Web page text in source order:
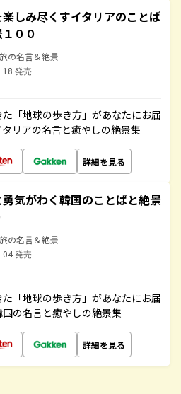
しみ尽くすイタリアのことば
００
の名言＆絶景
発売
「地球の歩き方」があなたにお届
リアの名言と癒やしの絶景集
詳細を見る
気がわく韓国のことばと絶景
の名言＆絶景
発売
「地球の歩き方」があなたにお届
の名言と癒やしの絶景集
詳細を見る